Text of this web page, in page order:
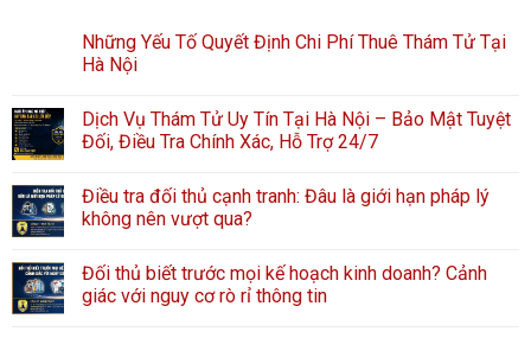
Những Yếu Tố Quyết Định Chi Phí Thuê Thám Tử Tại
Hà Nội
Dịch Vụ Thám Tử Uy Tín Tại Hà Nội – Bảo Mật Tuyệt
Đối, Điều Tra Chính Xác, Hỗ Trợ 24/7
Điều tra đối thủ cạnh tranh: Đâu là giới hạn pháp lý
không nên vượt qua?
Đối thủ biết trước mọi kế hoạch kinh doanh? Cảnh
giác với nguy cơ rò rỉ thông tin